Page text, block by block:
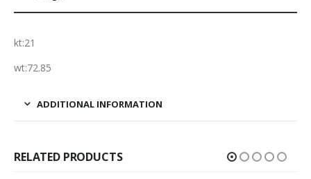
kt:21
wt:72.85
ADDITIONAL INFORMATION
RELATED PRODUCTS